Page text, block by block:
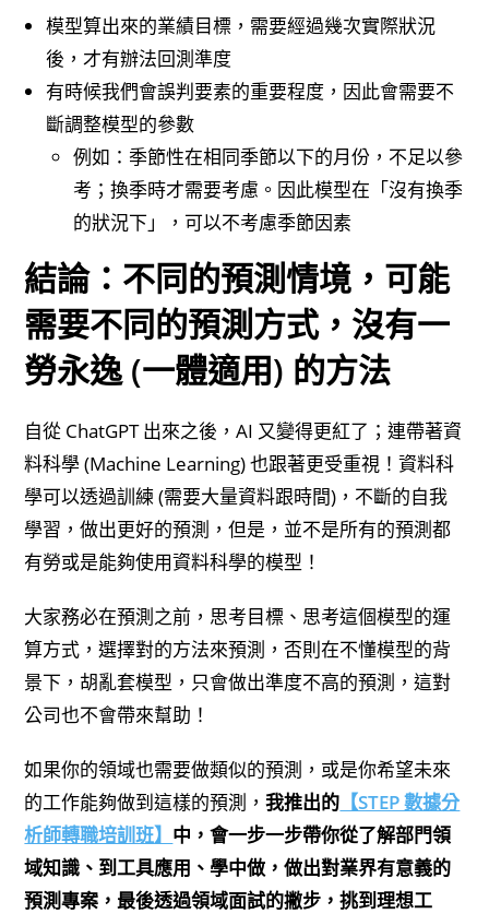
模型算出來的業績目標，需要經過幾次實際狀況
後，才有辦法回測準度
有時候我們會誤判要素的重要程度，因此會需要不
斷調整模型的參數
例如：季節性在相同季節以下的月份，不足以參
考；換季時才需要考慮。因此模型在「沒有換季
的狀況下」，可以不考慮季節因素
結論：不同的預測情境，可能
需要不同的預測方式，沒有一
勞永逸 (一體適用) 的方法
自從 ChatGPT 出來之後，AI 又變得更紅了；連帶著資
料科學 (Machine Learning) 也跟著更受重視！資料科
學可以透過訓練 (需要大量資料跟時間)，不斷的自我
學習，做出更好的預測，但是，並不是所有的預測都
有勞或是能夠使用資料科學的模型！
大家務必在預測之前，思考目標、思考這個模型的運
算方式，選擇對的方法來預測，否則在不懂模型的背
景下，胡亂套模型，只會做出準度不高的預測，這對
公司也不會帶來幫助！
如果你的領域也需要做類似的預測，或是你希望未來
的工作能夠做到這樣的預測，我推出的 【STEP 數據分
析師轉職培訓班】 中，會一步一步帶你從了解部門領
域知識、到工具應用、學中做，做出對業界有意義的
預測專案，最後透過領域面試的撇步，挑到理想工